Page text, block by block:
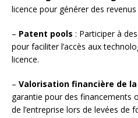
licence pour générer des
– Patent pools : Participer à
pour faciliter l’accès aux
licence.
– Valorisation financière de la
garantie pour des financements
de l’entreprise lors de levées de